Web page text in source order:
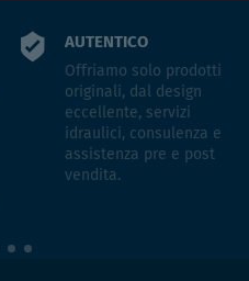
AUTENTICO
Offriamo solo prodotti
originali, dal design
eccellente, servizi
idraulici, consulenza e
assistenza pre e post
vendita.